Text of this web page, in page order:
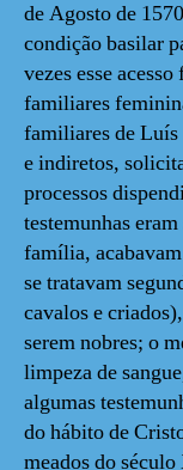
de Agosto de
condição basilar
vezes esse
familiares
familiares de Luís
e indiretos,
processos
testemunhas
família,
se tratavam
cavalos e
serem nobres; o
limpeza de
algumas
do hábito de
meados do